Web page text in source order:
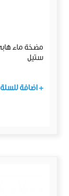
ستيل
+ اضافة للسلة